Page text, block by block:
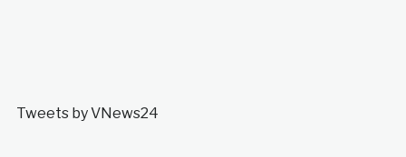
Tweets by VNews24